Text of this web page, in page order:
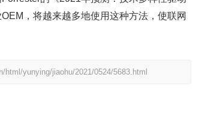
，将越来越多地使用这种方法，使联网
html/yunying/jiaohu/2021/0524/5683.html